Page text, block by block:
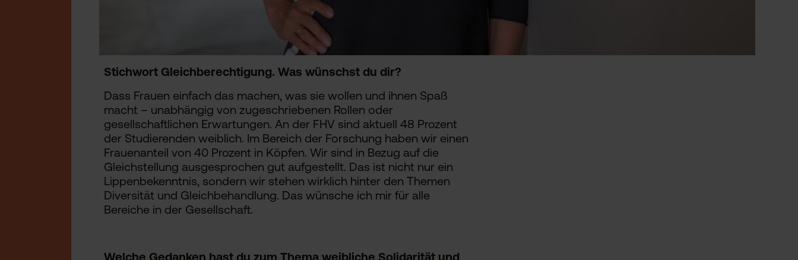
Stichwort Gleichberechtigung. Was wünschst du dir?
Dass Frauen einfach das machen, was sie wollen und ihnen Spaß
macht – unabhängig von zugeschriebenen Rollen oder
gesellschaftlichen Erwartungen. An der FHV sind aktuell 48 Prozent
der Studierenden weiblich. Im Bereich der Forschung haben wir einen
Frauenanteil von 40 Prozent in Köpfen. Wir sind in Bezug auf die
Gleichstellung ausgesprochen gut aufgestellt. Das ist nicht nur ein
Lippenbekenntnis, sondern wir stehen wirklich hinter den Themen
Diversität und Gleichbehandlung. Das wünsche ich mir für alle
Bereiche in der Gesellschaft.
Welche Gedanken hast du zum Thema weibliche Solidarität und